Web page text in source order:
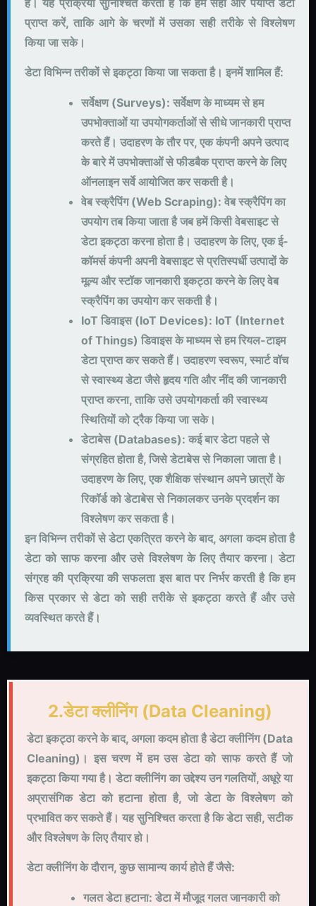
प्राप्त करें, ताकि आगे के चरणों में उसका सही तरीके से विश्लेषण
किया जा सके।
डेटा विभिन्न तरीकों से इकट्ठा किया जा सकता है। इनमें शामिल हैं:
सर्वेक्षण (Surveys): सर्वेक्षण के माध्यम से हम
उपभोक्ताओं या उपयोगकर्ताओं से सीधे जानकारी प्राप्त
करते हैं। उदाहरण के तौर पर, एक कंपनी अपने उत्पाद
के बारे में उपभोक्ताओं से फीडबैक प्राप्त करने के लिए
ऑनलाइन सर्वे आयोजित कर सकती है।
वेब स्क्रैपिंग (Web Scraping): वेब स्क्रैपिंग का
उपयोग तब किया जाता है जब हमें किसी वेबसाइट से
डेटा इकट्ठा करना होता है। उदाहरण के लिए, एक ई-
कॉमर्स कंपनी अपनी वेबसाइट से प्रतिस्पर्धी उत्पादों के
मूल्य और स्टॉक जानकारी इकट्ठा करने के लिए वेब
स्क्रैपिंग का उपयोग कर सकती है।
IoT डिवाइस (IoT Devices): IoT (Internet
of Things) डिवाइस के माध्यम से हम रियल-टाइम
डेटा प्राप्त कर सकते हैं। उदाहरण स्वरूप, स्मार्ट वॉच
से स्वास्थ्य डेटा जैसे हृदय गति और नींद की जानकारी
प्राप्त करना, ताकि उसे उपयोगकर्ता की स्वास्थ्य
स्थितियों को ट्रैक किया जा सके।
डेटाबेस (Databases): कई बार डेटा पहले से
संग्रहित होता है, जिसे डेटाबेस से निकाला जाता है।
उदाहरण के लिए, एक शैक्षिक संस्थान अपने छात्रों के
रिकॉर्ड को डेटाबेस से निकालकर उनके प्रदर्शन का
विश्लेषण कर सकता है।
इन विभिन्न तरीकों से डेटा एकत्रित करने के बाद, अगला कदम होता है
डेटा को साफ करना और उसे विश्लेषण के लिए तैयार करना। डेटा
संग्रह की प्रक्रिया की सफलता इस बात पर निर्भर करती है कि हम
किस प्रकार से डेटा को सही तरीके से इकट्ठा करते हैं और उसे
व्यवस्थित करते हैं।
2.डेटा क्लीनिंग (Data Cleaning)
डेटा इकट्ठा करने के बाद, अगला कदम होता है डेटा क्लीनिंग (Data
Cleaning)। इस चरण में हम उस डेटा को साफ करते हैं जो
इकट्ठा किया गया है। डेटा क्लीनिंग का उद्देश्य उन गलतियों, अधूरे या
अप्रासंगिक डेटा को हटाना होता है, जो डेटा के विश्लेषण को
प्रभावित कर सकते हैं। यह सुनिश्चित करता है कि डेटा सही, सटीक
और विश्लेषण के लिए तैयार हो।
डेटा क्लीनिंग के दौरान, कुछ सामान्य कार्य होते हैं जैसे:
गलत डेटा हटाना: डेटा में मौजूद गलत जानकारी को